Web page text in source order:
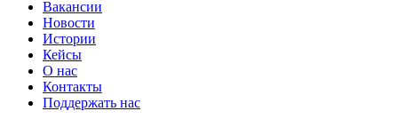
Вакансии
Новости
Истории
Кейсы
О нас
Контакты
Поддержать нас